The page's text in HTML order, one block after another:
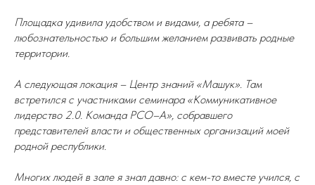
Площадка удивила удобством и видами, а ребята –
любознательностью и большим желанием развивать родные
территории.
А следующая локация – Центр знаний «Машук». Там
встретился с участниками семинара «Коммуникативное
лидерство 2.0. Команда РСО–А», собравшего
представителей власти и общественных организаций моей
родной республики.
Многих людей в зале я знал давно: с кем-то вместе учился, с